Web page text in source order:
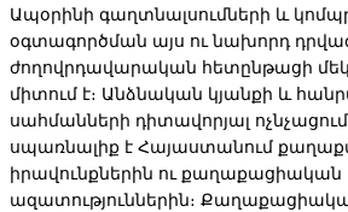
Ապօրինի գաղտնալսումների և
օգտագործման այս ու նախորդ
ժողովրդավարական հետընթացի
միտում է։ Անձնական կյանքի և
սահմանների դիտավորյալ
սպառնալիք է Հայաստանում
իրավունքներին ու քաղաքացիական
ազատություններին։